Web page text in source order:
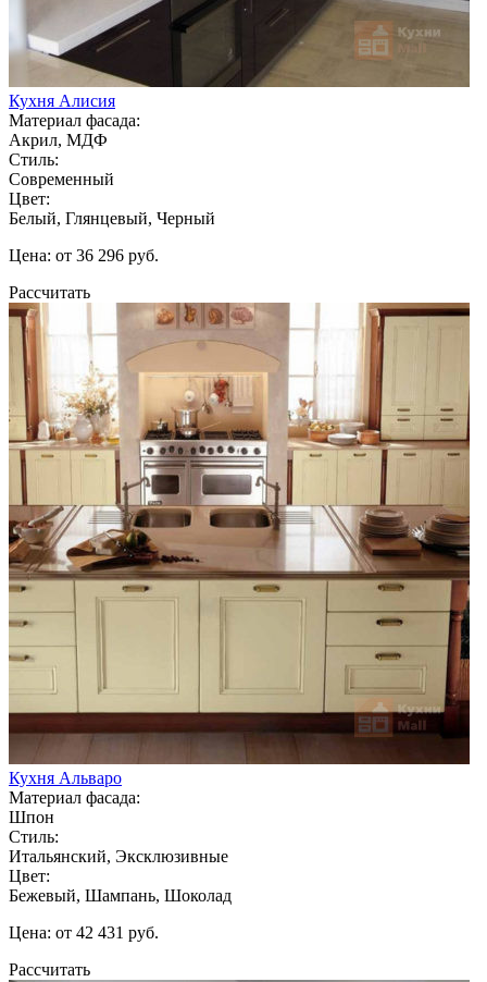
Кухня Алисия
Материал фасада:
Акрил, МДФ
Стиль:
Современный
Цвет:
Белый, Глянцевый, Черный
Цена: от 36 296 руб.
Рассчитать
Кухня Альваро
Материал фасада:
Шпон
Стиль:
Итальянский, Эксклюзивные
Цвет:
Бежевый, Шампань, Шоколад
Цена: от 42 431 руб.
Рассчитать